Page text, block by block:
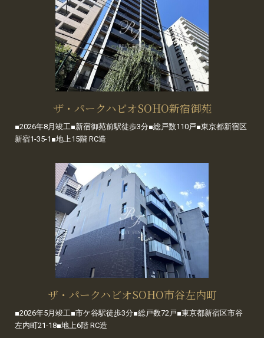
ザ・パークハビオSOHO新宿御苑
■2026年8月竣工■新宿御苑前駅徒歩3分■総戸数110戸■東京都新宿区
新宿1-35-1■地上15階 RC造
ザ・パークハビオSOHO市谷左内町
■2026年5月竣工■市ケ谷駅徒歩3分■総戸数72戸■東京都新宿区市谷
左内町21-18■地上6階 RC造